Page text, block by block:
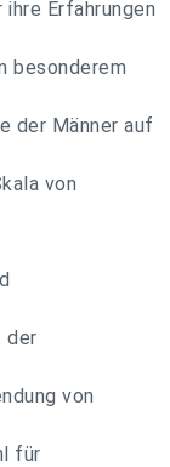
Erfahrungen
besonderem
der Männer auf
von
der
von
für